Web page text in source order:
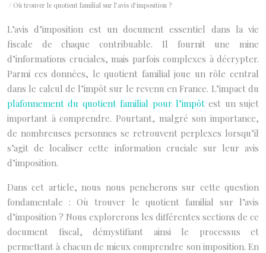
/ Où trouver le quotient familial sur l’avis d’imposition ?
L’avis d’imposition est un document essentiel dans la vie
fiscale de chaque contribuable. Il fournit une mine
d’informations cruciales, mais parfois complexes à décrypter.
Parmi ces données, le quotient familial joue un rôle central
dans le calcul de l’impôt sur le revenu en France. L’impact du
plafonnement du quotient familial pour l’impôtest un sujet
important à comprendre. Pourtant, malgré son importance,
de nombreuses personnes se retrouvent perplexes lorsqu’il
s’agit de localiser cette information cruciale sur leur avis
d’imposition.
Dans cet article, nous nous pencherons sur cette question
fondamentale : Où trouver le quotient familial sur l’avis
d’imposition ? Nous explorerons les différentes sections de ce
document fiscal, démystifiant ainsi le processus et
permettant à chacun de mieux comprendre son imposition. En